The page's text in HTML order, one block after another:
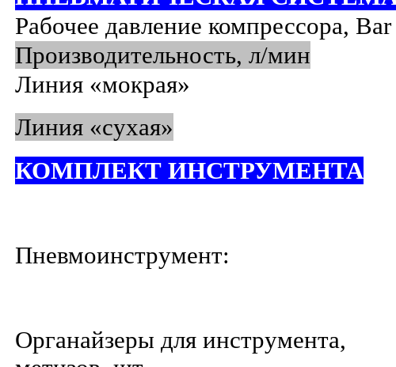
Рабочее давление компрессора, Bar
Производительность, л/мин
Линия «мокрая»
Линия «сухая»
КОМПЛЕКТ ИНСТРУМЕНТА
Пневмоинструмент:
Органайзеры для инструмента,